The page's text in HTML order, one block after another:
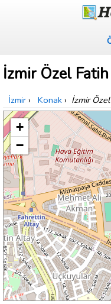
İzmir Özel
İzmir › Konak › İzmir
+
−